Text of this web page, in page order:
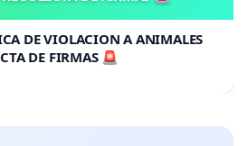
DE VIOLACION A ANIMALES
DE FIRMAS 🚨